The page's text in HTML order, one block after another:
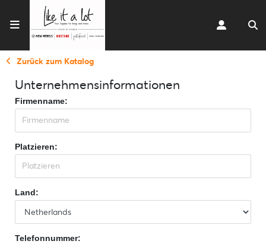
Zurück zum Katalog
Unternehmensinformationen
Firmenname:
Platzieren:
Land:
Telefonnummer: